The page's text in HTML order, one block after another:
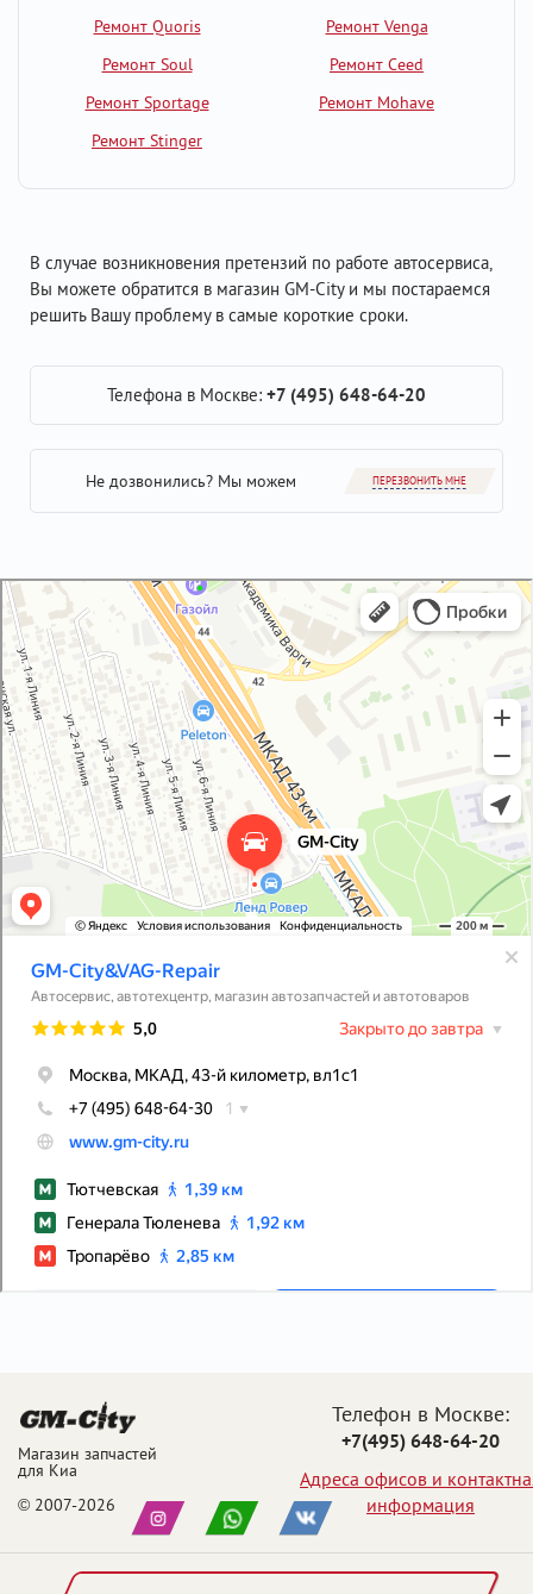
Ремонт Quoris
Ремонт Venga
Ремонт Soul
Ремонт Ceed
Ремонт Sportage
Ремонт Mohave
Ремонт Stinger
В случае возникновения претензий по работе автосервиса,
Вы можете обратится в магазин GM-City и мы постараемся
решить Вашу проблему в самые короткие сроки.
Телефона в Москве: +7 (495) 648-64-20
Не дозвонились? Мы можем ПЕРЕЗВОНИТЬ МНЕ
GM-City&VAG-Repair
Автосервис, автотехцентр в Москве
Магазин автозапчастей и автотоваров в Москве
Магазин запчастей
для Киа
© 2007-2026
Телефон в Москве:
+7(495) 648-64-20
Адреса офисов и
информация